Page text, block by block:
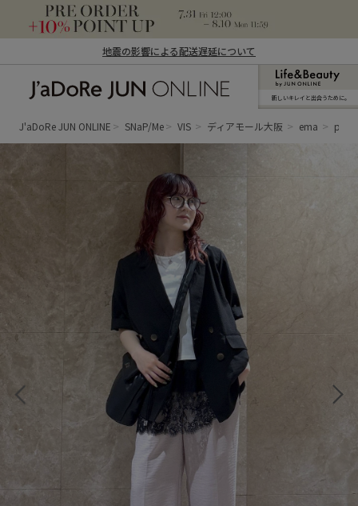
地震の影響による配送遅延について
ン オンライン）
新しいキレイと出合うために。
J'aDoRe JUN ONLINE SNaP/Me VIS ディアモール大阪 ema